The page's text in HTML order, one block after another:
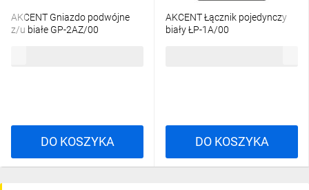
AKCENT Gniazdo podwójne
z/u białe GP-2AZ/00
DO KOSZYKA
AKCENT Łącznik pojedynczy
biały ŁP-1A/00
DO KOSZYKA